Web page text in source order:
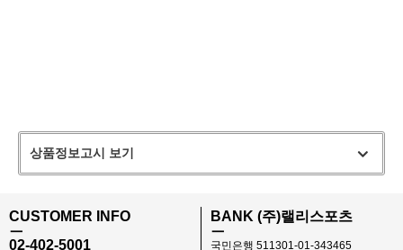
상품정보고시 보기
CUSTOMER INFO
ㅡ
02-402-5001
BANK (주)랠리스포츠
ㅡ
국민은행 511301-01-343465